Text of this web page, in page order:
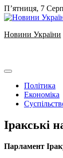
Skip
to
П’ятниця, 7
Новини України
Політика
Економіка
Іракські
Парламент